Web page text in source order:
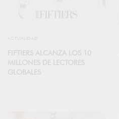
ACTUALIDAD
FIFTIERS ALCANZA LOS 10
MILLONES DE LECTORES
GLOBALES